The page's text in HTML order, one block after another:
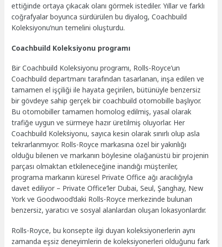
ettiğinde ortaya çıkacak olanı görmek istediler. Yıllar ve farklı
coğrafyalar boyunca sürdürülen bu diyalog, Coachbuild
Koleksiyonu’nun temelini oluşturdu.
Coachbuild Koleksiyonu programı
Bir Coachbuild Koleksiyonu programı, Rolls-Royce’un
Coachbuild departmanı tarafından tasarlanan, inşa edilen ve
tamamen el işçiliği ile hayata geçirilen, bütünüyle benzersiz
bir gövdeye sahip gerçek bir coachbuild otomobille başlıyor.
Bu otomobiller tamamen homolog edilmiş, yasal olarak
trafiğe uygun ve sürmeye hazır üretilmiş oluyorlar. Her
Coachbuild Koleksiyonu, sayıca kesin olarak sınırlı olup asla
tekrarlanmıyor. Rolls-Royce markasına özel bir yakınlığı
olduğu bilenen ve markanın böylesine olağanüstü bir projenin
parçası olmaktan etkileneceğine inandığı müşteriler,
programa markanın küresel Private Office ağı aracılığıyla
davet ediliyor – Private Office’ler Dubai, Seul, Şanghay, New
York ve Goodwood’daki Rolls-Royce merkezinde bulunan
benzersiz, yaratıcı ve sosyal alanlardan oluşan lokasyonlardır.
Rolls-Royce, bu konsepte ilgi duyan koleksiyonerlerin aynı
zamanda eşsiz deneyimlerin de koleksiyonerleri olduğunu fark